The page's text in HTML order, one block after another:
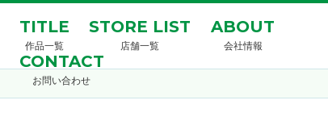
TITLE
作品一覧
STORE LIST
店舗一覧
ABOUT
会社情報
CONTACT
お問い合わせ